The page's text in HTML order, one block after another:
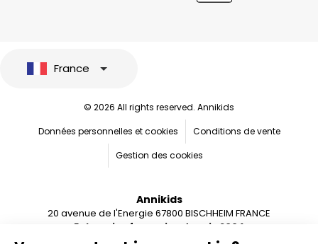
France
© 2026 All rights reserved. Annikids
Données personnelles et cookies
Conditions de vente
Gestion des cookies
Annikids
20 avenue de l'Energie 67800 BISCHHEIM FRANCE
Entreprise française depuis 2004